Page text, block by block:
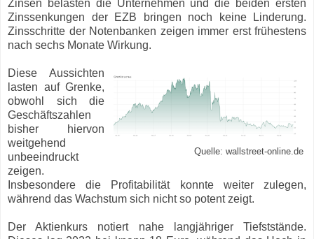
Zinsen belasten die Unternehmen und die beiden ersten
Zinssenkungen der EZB bringen noch keine Linderung.
Zinsschritte der Notenbanken zeigen immer erst frühestens
nach sechs Monate Wirkung.
Quelle: wallstreet-online.de
Diese Aussichten
lasten auf Grenke,
obwohl sich die
Geschäftszahlen
bisher hiervon
weitgehend
unbeeindruckt
zeigen.
Insbesondere die Profitabilität konnte weiter zulegen,
während das Wachstum sich nicht so potent zeigt.
Der Aktienkurs notiert nahe langjähriger Tiefststände.